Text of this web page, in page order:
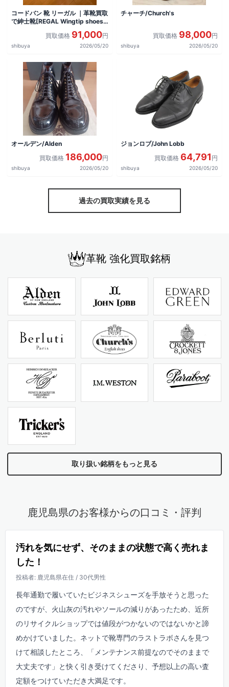
コードバン 靴 リーガル ｜革靴買取
で紳士靴[REGAL Wingtip shoes]
買取価格 91,000円
shibuya 2026/05/20
チャーチ/Church's
買取価格 98,000円
shibuya 2026/05/20
オールデン/Alden
買取価格 186,000円
shibuya 2026/05/20
ジョンロブ/John Lobb
買取価格 64,791 円
shibuya 2026/05/20
過去の買取実績を見る
革靴 強化買取銘柄
取り扱い銘柄をもっと見る
鹿児島県のお客様からの口コミ・評判
汚れを気にせず、そのままの状態で高く売れま
した！
投稿者: 鹿児島県在住 / 30代男性
長年通勤で履いていたビジネスシューズを手放そうと思った
のですが、火山灰の汚れやソールの減りがあったため、近所
のリサイクルショップでは値段がつかないのではないかと諦
めかけていました。ネットで靴専門のラストラボさんを見つ
けて相談したところ、「メンテナンス前提なのでそのままで
大丈夫です」と快く引き受けてくださり、予想以上の高い査
定額をつけていただき大満足です。